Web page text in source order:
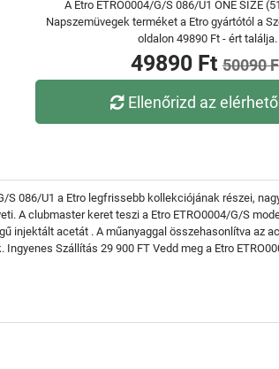
A Etro ETRO0004/G/S 086/U1 ONE SIZE
Napszemüvegek terméket a Etro gyártótól a
oldalon 49890 Ft - ért találja.
49890 Ft 50090
Ellenőrizd az
S 086/U1 a Etro legfrissebb kollekciójának részei,
A clubmaster keret teszi a Etro ETRO0004/G/S
injektált acetát . A műanyaggal összehasonlítva az
Szállítás 29 900 FT Vedd meg a Etro